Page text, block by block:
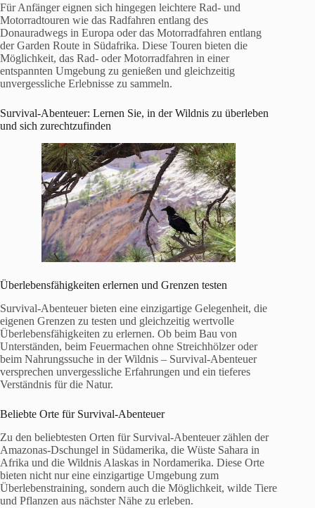
Für Anfänger eignen sich hingegen leichtere Rad- und
Motorradtouren wie das Radfahren entlang des
Donauradwegs in Europa oder das Motorradfahren entlang
der Garden Route in Südafrika. Diese Touren bieten die
Möglichkeit, das Rad- oder Motorradfahren in einer
entspannten Umgebung zu genießen und gleichzeitig
unvergessliche Erlebnisse zu sammeln.
Survival-Abenteuer: Lernen Sie, in der Wildnis zu überleben
und sich zurechtzufinden
Überlebensfähigkeiten erlernen und Grenzen testen
Survival-Abenteuer bieten eine einzigartige Gelegenheit, die
eigenen Grenzen zu testen und gleichzeitig wertvolle
Überlebensfähigkeiten zu erlernen. Ob beim Bau von
Unterständen, beim Feuermachen ohne Streichhölzer oder
beim Nahrungssuche in der Wildnis – Survival-Abenteuer
versprechen unvergessliche Erfahrungen und ein tieferes
Verständnis für die Natur.
Beliebte Orte für Survival-Abenteuer
Zu den beliebtesten Orten für Survival-Abenteuer zählen der
Amazonas-Dschungel in Südamerika, die Wüste Sahara in
Afrika und die Wildnis Alaskas in Nordamerika. Diese Orte
bieten nicht nur eine einzigartige Umgebung zum
Überlebenstraining, sondern auch die Möglichkeit, wilde Tiere
und Pflanzen aus nächster Nähe zu erleben.